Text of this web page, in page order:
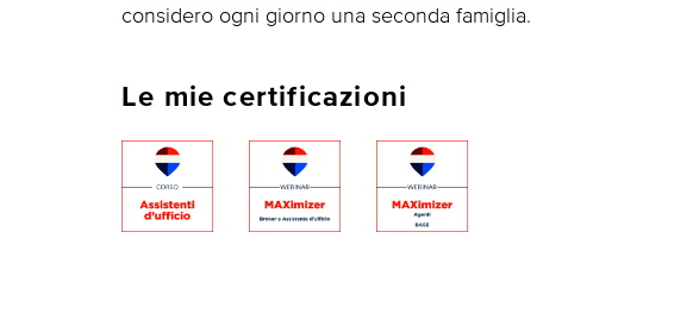
considero ogni giorno una seconda famiglia.
Le mie certificazioni